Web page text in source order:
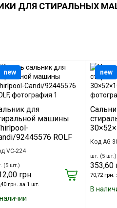
ДЛЯ СТИРАЛЬНЫХ
для
машины
92445576 ROLF
VC-224
(5 шт.)
грн.
грн. за 1 шт.
new
Код AG-
шт. (5 шт.)
353,60
70,72 грн.
В
new